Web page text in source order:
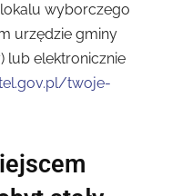
wyborczego
urzędzie gminy
lub elektronicznie
twoje-